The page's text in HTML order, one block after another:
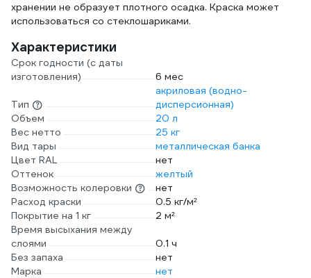
хранении не образует плотного осадка. Краска может
использоваться со стеклошариками.
Характеристики
Срок годности (с даты
изготовления)
6 мес
Тип
акриловая (водно-
дисперсионная)
Объем
20 л
Вес нетто
25 кг
Вид тары
металлическая банка
Цвет RAL
нет
Оттенок
желтый
Возможность колеровки
нет
Расход краски
0.5 кг/м²
Покрытие на 1 кг
2 м²
Время высыхания между
слоями
0.1 ч
Без запаха
нет
Марка
нет